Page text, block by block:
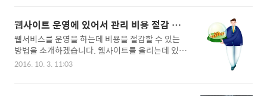
중화 위와 같이 가용성을 높이기 위해서는 비용이
기하급수적으로 늘어납니다.
여러대인 것 처럼 사용할 수 있는 것이 VPS(가상서
버)라고 하며, 가상서버를 더 자동화하고 체계화한
것이 클라우드 서버입니다. 서버를 단순하게 구성하
면 가상서버와 클라우드서버의 차이는 크게 없습니
다.전통적인 방식의 서버호스팅은 물리서버 1대에
1개의 OS가 구동되어 서비스가 되는 방식이기 때문
수 있습니다.서버에 IP를 할당하고, OS를 설치하여,
웹사이트 운영에 있어서 관리 비용 절감 방
법
웹서비스를 운영을 하는데 비용을 절감할 수 있는
방법을 소개하겠습니다. 웹사이트를 올리는데 있어
서버가 필요합니다. 서버는 시스템운영방식이고 시
다. 잘 아시는 분은 스킵해도 됩니다. 그러나 아직 웹
2016. 10. 3. 11:03